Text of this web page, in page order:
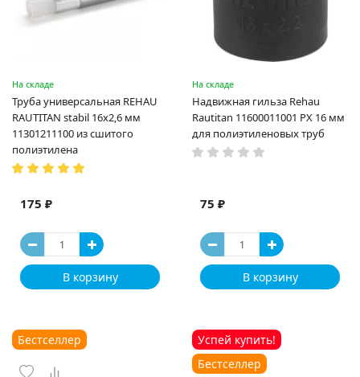
На складе
Труба универсальная REHAU
RAUTITAN stabil 16х2,6 мм
11301211100 из сшитого
полиэтилена
175 ₽
В корзину
На складе
Надвижная гильза Rehau
Rautitan 11600011001 PX 16 мм
для полиэтиленовых труб
75 ₽
В корзину
Бестселлер
Успей купить!
Бестселлер